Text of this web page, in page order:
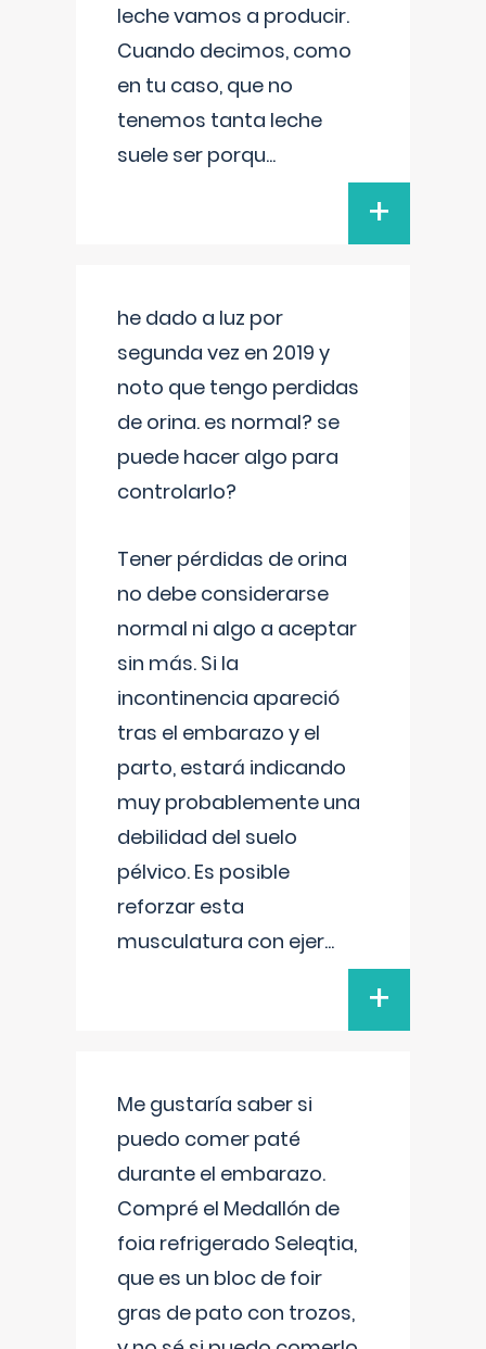
leche vamos a producir.
Cuando decimos, como
en tu caso, que no
tenemos tanta leche
suele ser porqu...
+
he dado a luz por
segunda vez en 2019 y
noto que tengo perdidas
de orina. es normal? se
puede hacer algo para
controlarlo?
Tener pérdidas de orina
no debe considerarse
normal ni algo a aceptar
sin más. Si la
incontinencia apareció
tras el embarazo y el
parto, estará indicando
muy probablemente una
debilidad del suelo
pélvico. Es posible
reforzar esta
musculatura con ejer...
+
Me gustaría saber si
puedo comer paté
durante el embarazo.
Compré el Medallón de
foia refrigerado Seleqtia,
que es un bloc de foir
gras de pato con trozos,